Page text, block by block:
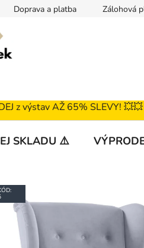
Doprava a platba Zálohová
z výstav AŽ 65% SLEVY! 💥ㅤㅤ
SKLADU ⚠️